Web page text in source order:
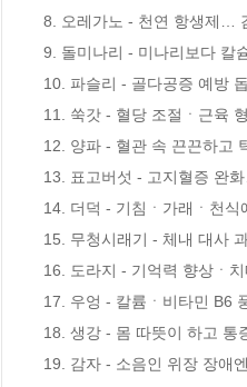
8. 오레가노 - 천연 항생제…
9. 돌미나리 - 미나리보다 칼
10. 파슬리 - 골다공증 예방
11. 쑥갓 - 혈당 조절ㆍ근육
12. 양파 - 혈관 속 끈끈하고
13. 표고버섯 - 고지혈증 완
14. 더덕 - 기침ㆍ가래ㆍ천
15. 무청시래기 - 체내 대사
16. 도라지 - 기억력 향상ㆍ
17. 우엉 - 칼륨ㆍ비타민 B6
18. 생강 - 몸 따뜻이 하고
19. 감자 - 소음인 위장 장애